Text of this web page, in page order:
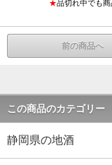
★品切れ中でも
前の商品へ
この商品のカテゴリー
静岡県の地酒